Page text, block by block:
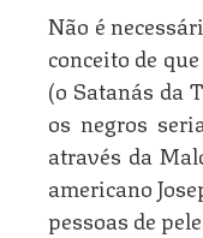
Não é
conceito de
(o Satanás da
os negros
através da
americano
pessoas de